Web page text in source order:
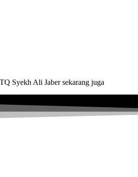
Syekh Ali Jaber sekarang juga